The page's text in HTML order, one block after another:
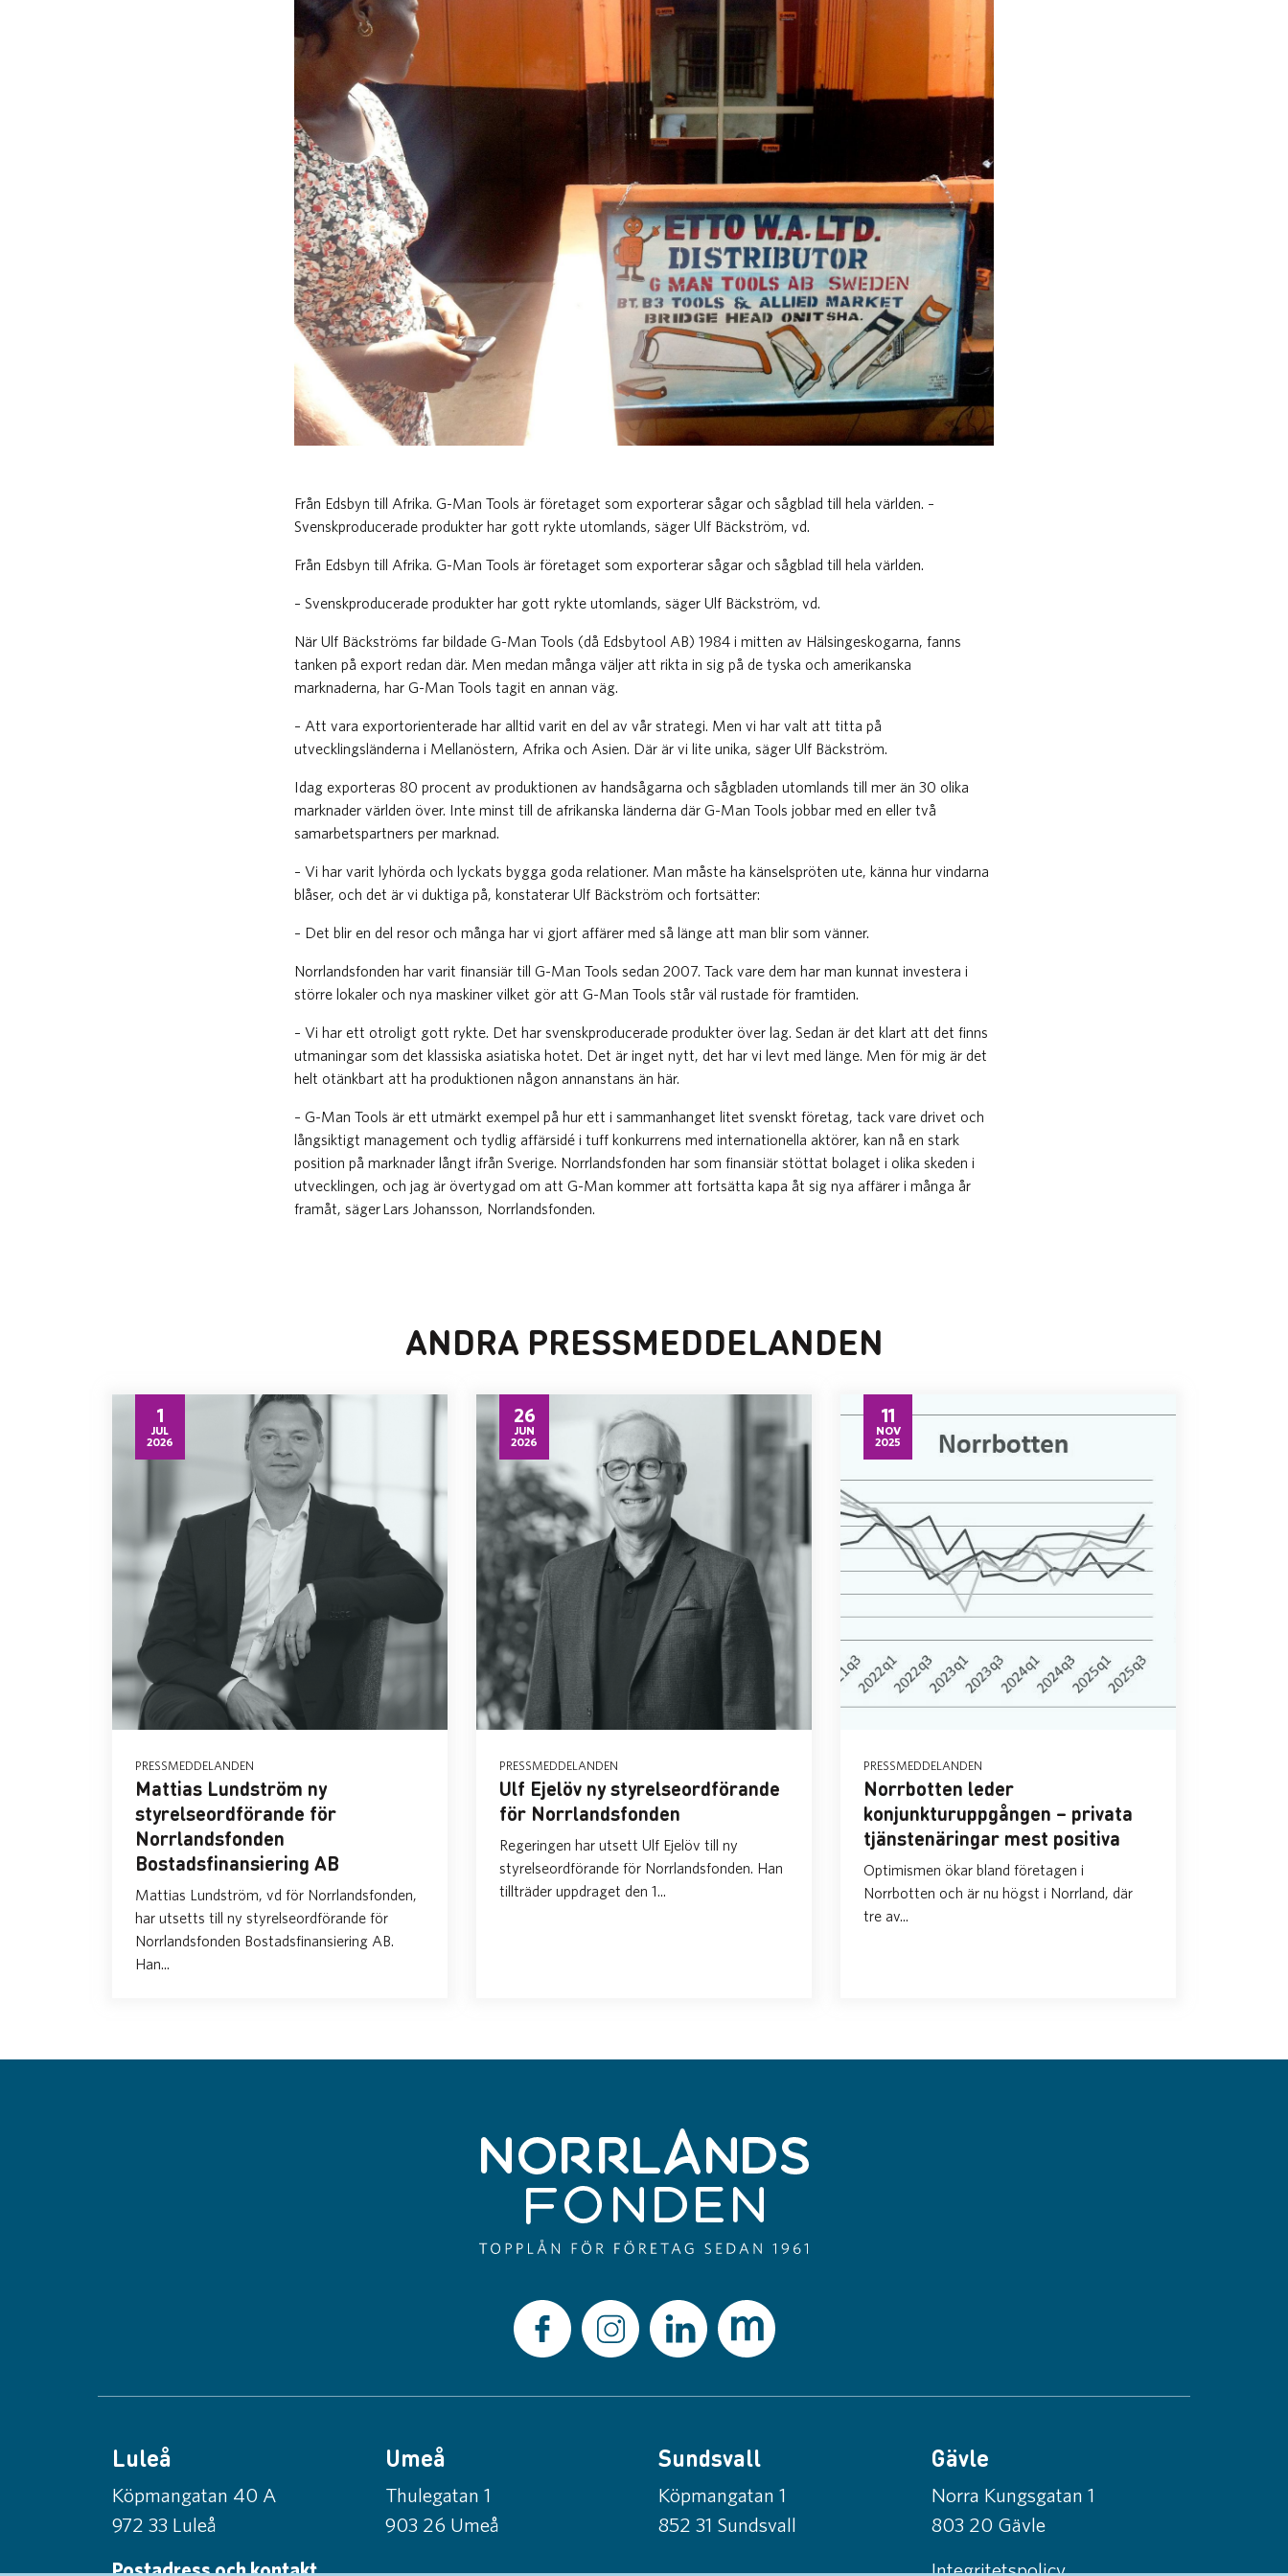
Från Edsbyn till Afrika. G-Man Tools är företaget som exporterar sågar och sågblad till hela världen. –
Svenskproducerade produkter har gott rykte utomlands, säger Ulf Bäckström, vd.
Från Edsbyn till Afrika. G-Man Tools är företaget som exporterar sågar och sågblad till hela världen.
– Svenskproducerade produkter har gott rykte utomlands, säger Ulf Bäckström, vd.
När Ulf Bäckströms far bildade G-Man Tools (då Edsbytool AB) 1984 i mitten av Hälsingeskogarna, fanns
tanken på export redan där. Men medan många väljer att rikta in sig på de tyska och amerikanska
marknaderna, har G-Man Tools tagit en annan väg.
– Att vara exportorienterade har alltid varit en del av vår strategi. Men vi har valt att titta på
utvecklingsländerna i Mellanöstern, Afrika och Asien. Där är vi lite unika, säger Ulf Bäckström.
Idag exporteras 80 procent av produktionen av handsågarna och sågbladen utomlands till mer än 30 olika
marknader världen över. Inte minst till de afrikanska länderna där G-Man Tools jobbar med en eller två
samarbetspartners per marknad.
– Vi har varit lyhörda och lyckats bygga goda relationer. Man måste ha känselspröten ute, känna hur vindarna
blåser, och det är vi duktiga på, konstaterar Ulf Bäckström och fortsätter:
– Det blir en del resor och många har vi gjort affärer med så länge att man blir som vänner.
Norrlandsfonden har varit finansiär till G-Man Tools sedan 2007. Tack vare dem har man kunnat investera i
större lokaler och nya maskiner vilket gör att G-Man Tools står väl rustade för framtiden.
– Vi har ett otroligt gott rykte. Det har svenskproducerade produkter över lag. Sedan är det klart att det finns
utmaningar som det klassiska asiatiska hotet. Det är inget nytt, det har vi levt med länge. Men för mig är det
helt otänkbart att ha produktionen någon annanstans än här.
– G-Man Tools är ett utmärkt exempel på hur ett i sammanhanget litet svenskt företag, tack vare drivet och
långsiktigt management och tydlig affärsidé i tuff konkurrens med internationella aktörer, kan nå en stark
position på marknader långt ifrån Sverige. Norrlandsfonden har som finansiär stöttat bolaget i olika skeden i
utvecklingen, och jag är övertygad om att G-Man kommer att fortsätta kapa åt sig nya affärer i många år
framåt, säger Lars Johansson, Norrlandsfonden.
ANDRA PRESSMEDDELANDEN
1
JUL
2026
PRESSMEDDELANDEN
Mattias Lundström ny
styrelseordförande för
Norrlandsfonden
Bostadsfinansiering AB
Mattias Lundström, vd för Norrlandsfonden,
har utsetts till ny styrelseordförande för
Norrlandsfonden Bostadsfinansiering AB.
Han...
26
JUN
2026
PRESSMEDDELANDEN
Ulf Ejelöv ny styrelseordförande
för Norrlandsfonden
Regeringen har utsett Ulf Ejelöv till ny
styrelseordförande för Norrlandsfonden. Han
tillträder uppdraget den 1...
11
NOV
2025
PRESSMEDDELANDEN
Norrbotten leder
konjunkturuppgången – privata
tjänstenäringar mest positiva
Optimismen ökar bland företagen i
Norrbotten och är nu högst i Norrland, där
tre av...
Luleå
Köpmangatan 40 A
972 33 Luleå
Postadress och kontakt
Umeå
Thulegatan 1
903 26 Umeå
Sundsvall
Köpmangatan 1
852 31 Sundsvall
Gävle
Norra Kungsgatan 1
803 20 Gävle
Integritetspolicy